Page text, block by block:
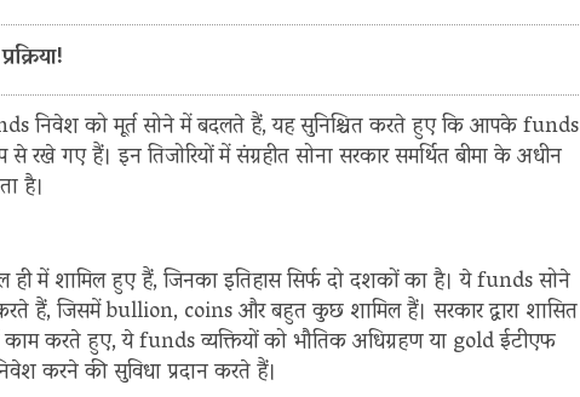
निवेश को मूर्त सोने में बदलते हैं, यह सुनिश्चित करते हुए कि आपके funds
गए हैं। इन तिजोरियों में संग्रहीत सोना सरकार समर्थित बीमा के अधीन
है।
में शामिल हुए हैं, जिनका इतिहास सिर्फ दो दशकों का है। ये funds सोने
हैं, जिसमें bullion, coins और बहुत कुछ शामिल हैं। सरकार द्वारा शासित
करते हुए, ये funds व्यक्तियों को भौतिक अधिग्रहण या gold ईटीएफ
करने की सुविधा प्रदान करते हैं।